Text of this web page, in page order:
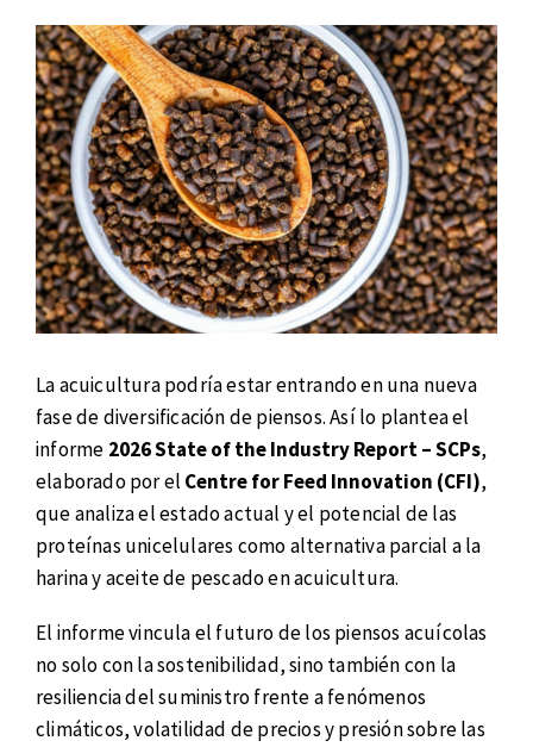
La acuicultura podría estar entrando en una nueva
fase de diversificación de piensos. Así lo plantea el
informe 2026 State of the Industry Report – SCPs,
elaborado por el Centre for Feed Innovation (CFI),
que analiza el estado actual y el potencial de las
proteínas unicelulares como alternativa parcial a la
harina y aceite de pescado en acuicultura.
El informe vincula el futuro de los piensos acuícolas
no solo con la sostenibilidad, sino también con la
resiliencia del suministro frente a fenómenos
climáticos, volatilidad de precios y presión sobre las